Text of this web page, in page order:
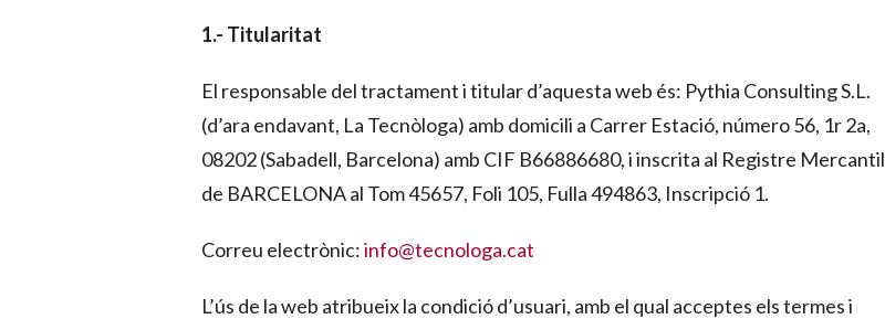
1.- Titularitat
El responsable del tractament i titular d’aquesta web és: Pythia Consulting S.L.
(d’ara endavant, La Tecnòloga) amb domicili a Carrer Estació, número 56, 1r 2a,
08202 (Sabadell, Barcelona) amb CIF B66886680, i inscrita al Registre Mercantil
de BARCELONA al Tom 45657, Foli 105, Fulla 494863, Inscripció 1.
Correu electrònic:info@tecnologa.cat
L’ús de la web atribueix la condició d’usuari, amb el qual acceptes els termes i